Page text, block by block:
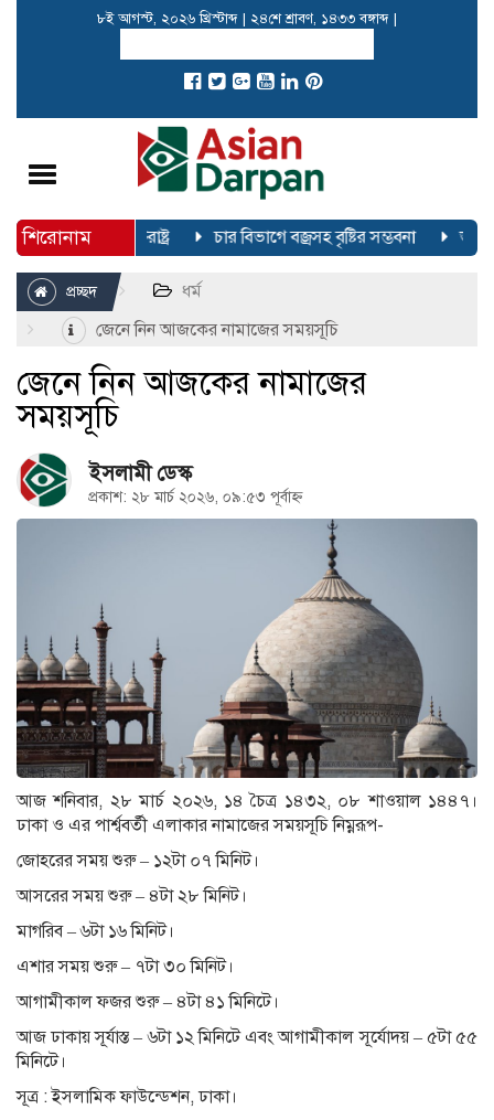
৮ই আগস্ট, ২০২৬ খ্রিস্টাব্দ | ২৪শে শ্রাবণ, ১৪৩৩ বঙ্গাব্দ |
Toggle
শিরোনাম
লাগাচ্ছে যুক্তরাষ্ট্র চার বিভাগে বজ্রসহ বৃষ্টির সম্ভবনা ভারত-
প্রচ্ছদ
ধর্ম
জেনে নিন আজকের নামাজের সময়সূচি
জেনে নিন আজকের নামাজের
সময়সূচি
ইসলামী ডেস্ক
প্রকাশ: ২৮ মার্চ ২০২৬, ০৯:৫৩ পূর্বাহ্ন
আজ শনিবার, ২৮ মার্চ ২০২৬, ১৪ চৈত্র ১৪৩২, ০৮ শাওয়াল ১৪৪৭।
ঢাকা ও এর পার্শ্ববর্তী এলাকার নামাজের সময়সূচি নিম্নরূপ-
জোহরের সময় শুরু – ১২টা ০৭ মিনিট।
আসরের সময় শুরু – ৪টা ২৮ মিনিট।
মাগরিব – ৬টা ১৬ মিনিট।
এশার সময় শুরু – ৭টা ৩০ মিনিট।
আগামীকাল ফজর শুরু – ৪টা ৪১ মিনিটে।
আজ ঢাকায় সূর্যাস্ত – ৬টা ১২ মিনিটে এবং আগামীকাল সূর্যোদয় – ৫টা ৫৫
মিনিটে।
সূত্র : ইসলামিক ফাউন্ডেশন, ঢাকা।